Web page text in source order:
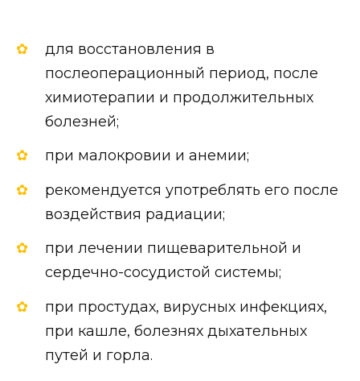
для восстановления в
послеоперационный период, после
химиотерапии и продолжительных
болезней;
при малокровии и анемии;
рекомендуется употреблять его после
воздействия радиации;
при лечении пищеварительной и
сердечно-сосудистой системы;
при простудах, вирусных инфекциях,
при кашле, болезнях дыхательных
путей и горла.